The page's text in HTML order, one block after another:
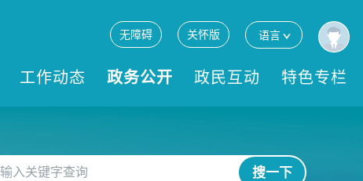
无障碍 关怀版 语言
工作动态 政务公开 政民互动 特色专栏
搜一下